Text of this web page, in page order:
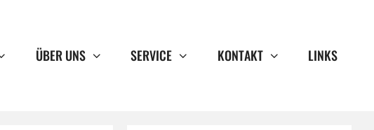
ÜBER UNS SERVICE KONTAKT LINKS